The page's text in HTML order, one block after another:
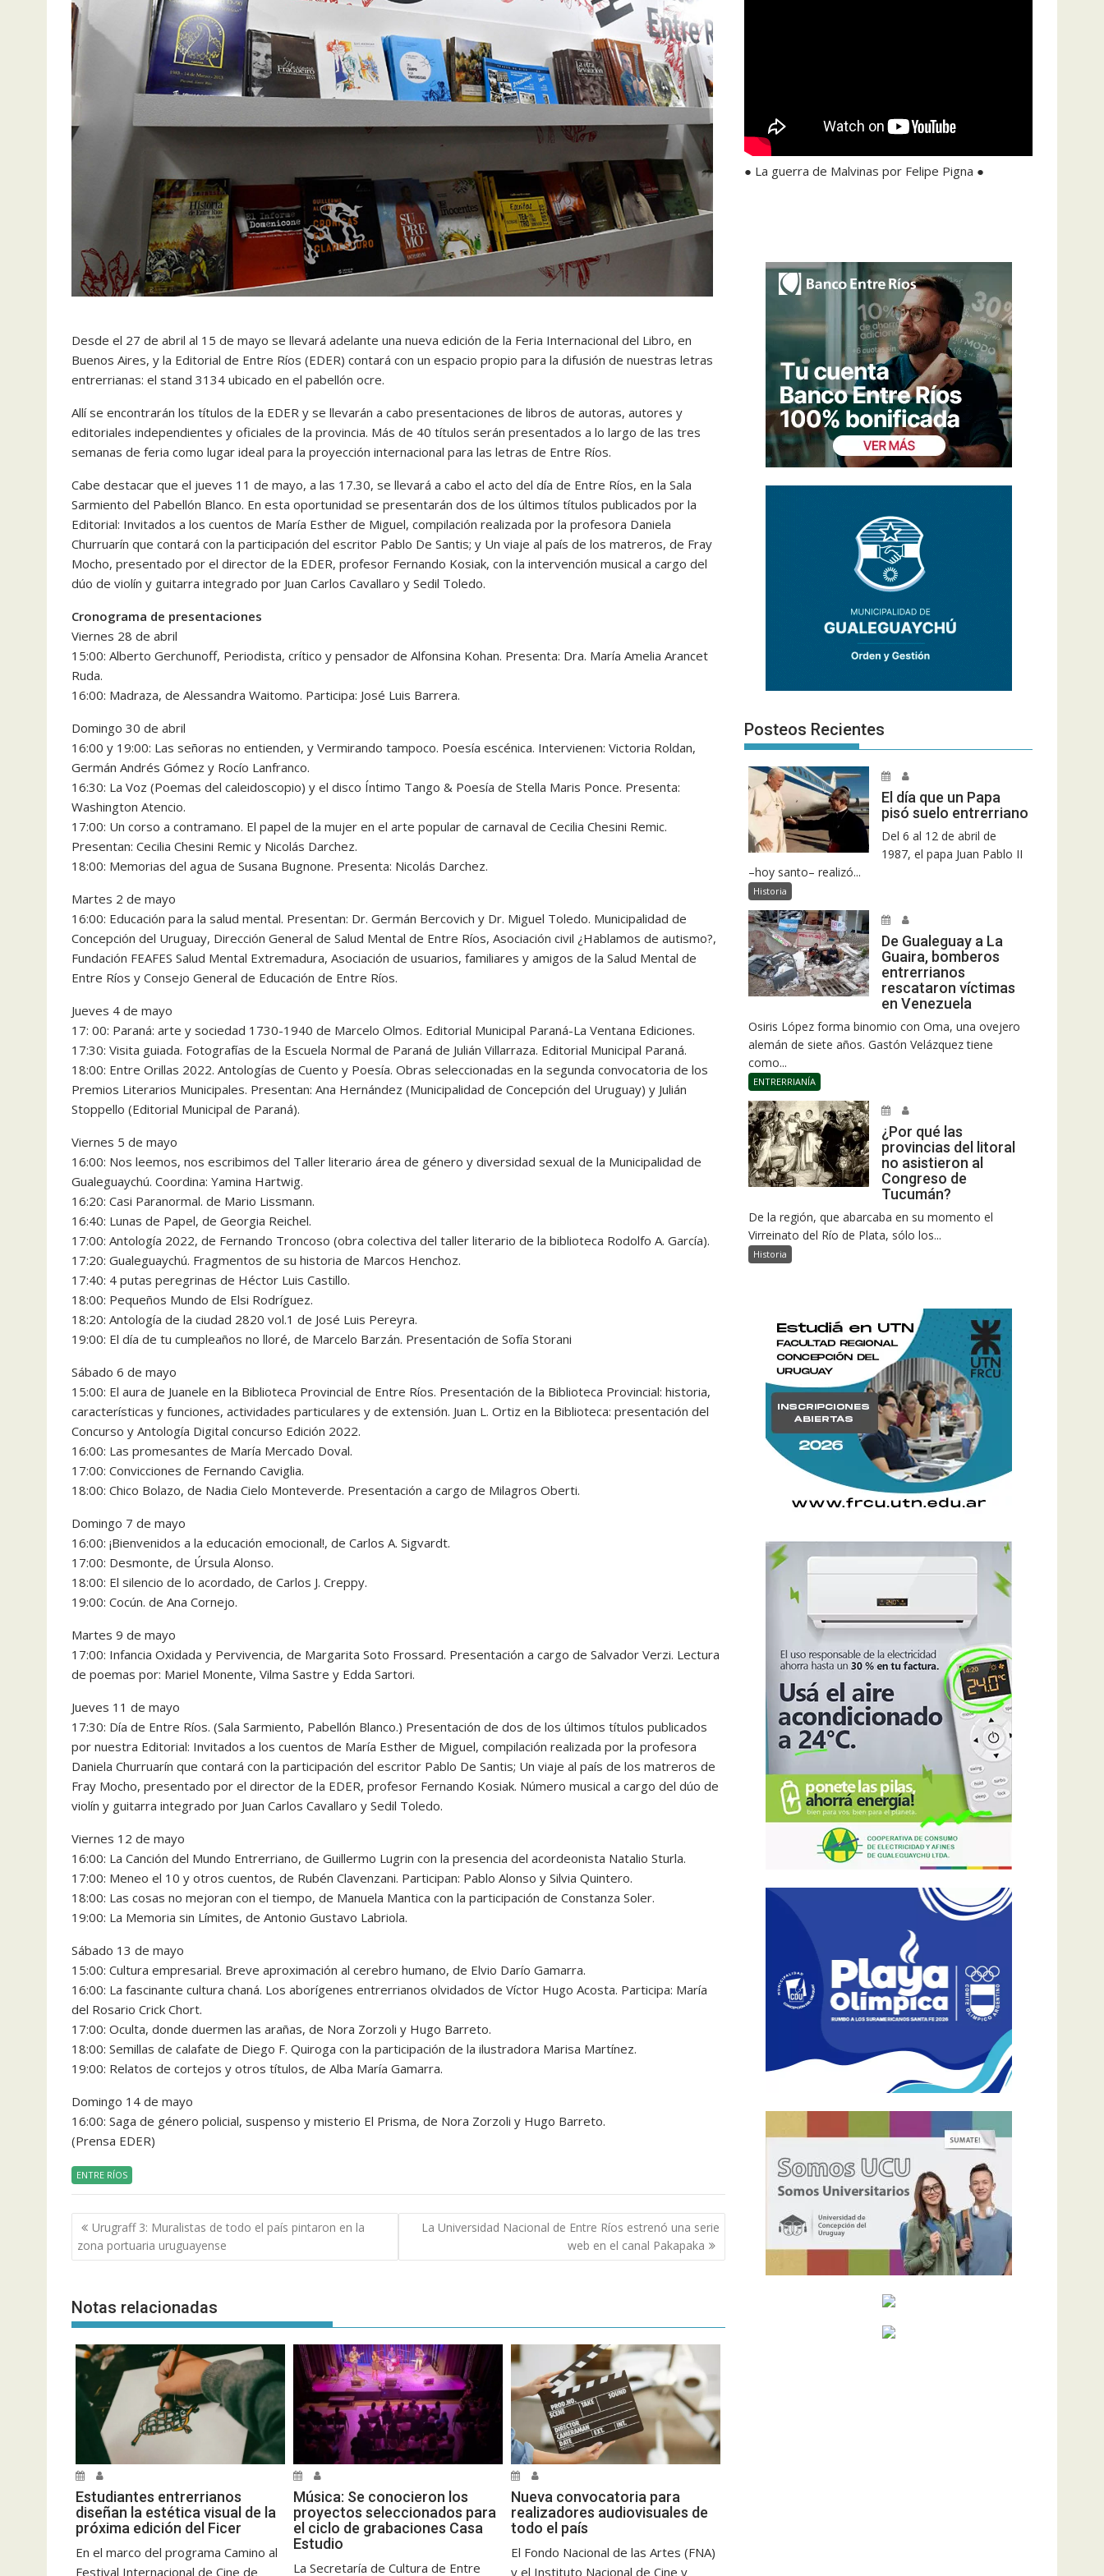
Desde el 27 de abril al 15 de mayo se llevará adelante una nueva edición de la Feria Internacional del Libro, en
Buenos Aires, y la Editorial de Entre Ríos (EDER) contará con un espacio propio para la difusión de nuestras letras
entrerrianas: el stand 3134 ubicado en el pabellón ocre.
Allí se encontrarán los títulos de la EDER y se llevarán a cabo presentaciones de libros de autoras, autores y
editoriales independientes y oficiales de la provincia. Más de 40 títulos serán presentados a lo largo de las tres
semanas de feria como lugar ideal para la proyección internacional para las letras de Entre Ríos.
Cabe destacar que el jueves 11 de mayo, a las 17.30, se llevará a cabo el acto del día de Entre Ríos, en la Sala
Sarmiento del Pabellón Blanco. En esta oportunidad se presentarán dos de los últimos títulos publicados por la
Editorial: Invitados a los cuentos de María Esther de Miguel, compilación realizada por la profesora Daniela
Churruarín que contará con la participación del escritor Pablo De Santis; y Un viaje al país de los matreros, de Fray
Mocho, presentado por el director de la EDER, profesor Fernando Kosiak, con la intervención musical a cargo del
dúo de violín y guitarra integrado por Juan Carlos Cavallaro y Sedil Toledo.
Cronograma de presentaciones
Viernes 28 de abril
15:00: Alberto Gerchunoff, Periodista, crítico y pensador de Alfonsina Kohan. Presenta: Dra. María Amelia Arancet
Ruda.
16:00: Madraza, de Alessandra Waitomo. Participa: José Luis Barrera.
Domingo 30 de abril
16:00 y 19:00: Las señoras no entienden, y Vermirando tampoco. Poesía escénica. Intervienen: Victoria Roldan,
Germán Andrés Gómez y Rocío Lanfranco.
16:30: La Voz (Poemas del caleidoscopio) y el disco Íntimo Tango & Poesía de Stella Maris Ponce. Presenta:
Washington Atencio.
17:00: Un corso a contramano. El papel de la mujer en el arte popular de carnaval de Cecilia Chesini Remic.
Presentan: Cecilia Chesini Remic y Nicolás Darchez.
18:00: Memorias del agua de Susana Bugnone. Presenta: Nicolás Darchez.
Martes 2 de mayo
16:00: Educación para la salud mental. Presentan: Dr. Germán Bercovich y Dr. Miguel Toledo. Municipalidad de
Concepción del Uruguay, Dirección General de Salud Mental de Entre Ríos, Asociación civil ¿Hablamos de autismo?,
Fundación FEAFES Salud Mental Extremadura, Asociación de usuarios, familiares y amigos de la Salud Mental de
Entre Ríos y Consejo General de Educación de Entre Ríos.
Jueves 4 de mayo
17: 00: Paraná: arte y sociedad 1730-1940 de Marcelo Olmos. Editorial Municipal Paraná-La Ventana Ediciones.
17:30: Visita guiada. Fotografías de la Escuela Normal de Paraná de Julián Villarraza. Editorial Municipal Paraná.
18:00: Entre Orillas 2022. Antologías de Cuento y Poesía. Obras seleccionadas en la segunda convocatoria de los
Premios Literarios Municipales. Presentan: Ana Hernández (Municipalidad de Concepción del Uruguay) y Julián
Stoppello (Editorial Municipal de Paraná).
Viernes 5 de mayo
16:00: Nos leemos, nos escribimos del Taller literario área de género y diversidad sexual de la Municipalidad de
Gualeguaychú. Coordina: Yamina Hartwig.
16:20: Casi Paranormal. de Mario Lissmann.
16:40: Lunas de Papel, de Georgia Reichel.
17:00: Antología 2022, de Fernando Troncoso (obra colectiva del taller literario de la biblioteca Rodolfo A. García).
17:20: Gualeguaychú. Fragmentos de su historia de Marcos Henchoz.
17:40: 4 putas peregrinas de Héctor Luis Castillo.
18:00: Pequeños Mundo de Elsi Rodríguez.
18:20: Antología de la ciudad 2820 vol.1 de José Luis Pereyra.
19:00: El día de tu cumpleaños no lloré, de Marcelo Barzán. Presentación de Sofía Storani
Sábado 6 de mayo
15:00: El aura de Juanele en la Biblioteca Provincial de Entre Ríos. Presentación de la Biblioteca Provincial: historia,
características y funciones, actividades particulares y de extensión. Juan L. Ortiz en la Biblioteca: presentación del
Concurso y Antología Digital concurso Edición 2022.
16:00: Las promesantes de María Mercado Doval.
17:00: Convicciones de Fernando Caviglia.
18:00: Chico Bolazo, de Nadia Cielo Monteverde. Presentación a cargo de Milagros Oberti.
Domingo 7 de mayo
16:00: ¡Bienvenidos a la educación emocional!, de Carlos A. Sigvardt.
17:00: Desmonte, de Úrsula Alonso.
18:00: El silencio de lo acordado, de Carlos J. Creppy.
19:00: Cocún. de Ana Cornejo.
Martes 9 de mayo
17:00: Infancia Oxidada y Pervivencia, de Margarita Soto Frossard. Presentación a cargo de Salvador Verzi. Lectura
de poemas por: Mariel Monente, Vilma Sastre y Edda Sartori.
Jueves 11 de mayo
17:30: Día de Entre Ríos. (Sala Sarmiento, Pabellón Blanco.) Presentación de dos de los últimos títulos publicados
por nuestra Editorial: Invitados a los cuentos de María Esther de Miguel, compilación realizada por la profesora
Daniela Churruarín que contará con la participación del escritor Pablo De Santis; Un viaje al país de los matreros de
Fray Mocho, presentado por el director de la EDER, profesor Fernando Kosiak. Número musical a cargo del dúo de
violín y guitarra integrado por Juan Carlos Cavallaro y Sedil Toledo.
Viernes 12 de mayo
16:00: La Canción del Mundo Entrerriano, de Guillermo Lugrin con la presencia del acordeonista Natalio Sturla.
17:00: Meneo el 10 y otros cuentos, de Rubén Clavenzani. Participan: Pablo Alonso y Silvia Quintero.
18:00: Las cosas no mejoran con el tiempo, de Manuela Mantica con la participación de Constanza Soler.
19:00: La Memoria sin Límites, de Antonio Gustavo Labriola.
Sábado 13 de mayo
15:00: Cultura empresarial. Breve aproximación al cerebro humano, de Elvio Darío Gamarra.
16:00: La fascinante cultura chaná. Los aborígenes entrerrianos olvidados de Víctor Hugo Acosta. Participa: María
del Rosario Crick Chort.
17:00: Oculta, donde duermen las arañas, de Nora Zorzoli y Hugo Barreto.
18:00: Semillas de calafate de Diego F. Quiroga con la participación de la ilustradora Marisa Martínez.
19:00: Relatos de cortejos y otros títulos, de Alba María Gamarra.
Domingo 14 de mayo
16:00: Saga de género policial, suspenso y misterio El Prisma, de Nora Zorzoli y Hugo Barreto.
(Prensa EDER)
ENTRE RÍOS
Navegación
de
entradas
Urugraff 3: Muralistas de todo el país pintaron en la
zona portuaria uruguayense
La Universidad Nacional de Entre Ríos estrenó una serie
web en el canal Pakapaka
Notas relacionadas
Estudiantes entrerrianos
diseñan la estética visual de la
próxima edición del Ficer
En el marco del programa Camino al
Festival Internacional de Cine de
Música: Se conocieron los
proyectos seleccionados para
el ciclo de grabaciones Casa
Estudio
La Secretaría de Cultura de Entre
Nueva convocatoria para
realizadores audiovisuales de
todo el país
El Fondo Nacional de las Artes (FNA)
y el Instituto Nacional de Cine y
● La guerra de Malvinas por Felipe Pigna ●
Posteos Recientes
El día que un Papa
pisó suelo entrerriano
Del 6 al 12 de abril de
1987, el papa Juan Pablo II
–hoy santo– realizó...
Historia
De Gualeguay a La
Guaira, bomberos
entrerrianos
rescataron víctimas
en Venezuela
Osiris López forma binomio con Oma, una ovejero
alemán de siete años. Gastón Velázquez tiene
como...
ENTRERRIANÍA
¿Por qué las
provincias del litoral
no asistieron al
Congreso de
Tucumán?
De la región, que abarcaba en su momento el
Virreinato del Río de Plata, sólo los...
Historia